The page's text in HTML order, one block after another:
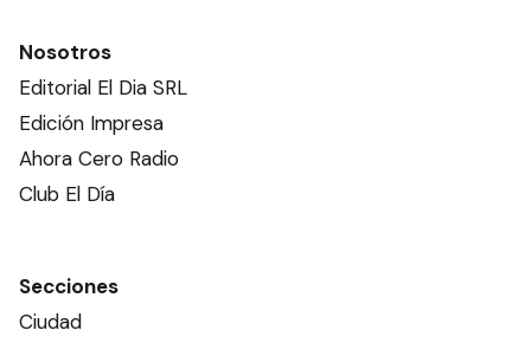
Nosotros
Editorial El Dia SRL
Edición Impresa
Ahora Cero Radio
Club El Día
Secciones
Ciudad